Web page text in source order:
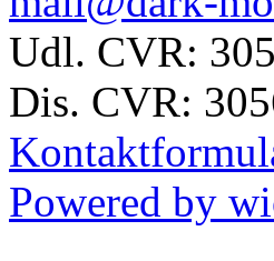
Udl. CVR:
Dis. CVR:
Powered by